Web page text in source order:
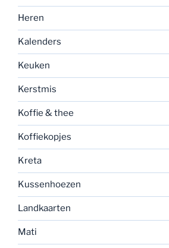
Heren
Kalenders
Keuken
Kerstmis
Koffie & thee
Koffiekopjes
Kreta
Kussenhoezen
Landkaarten
Mati